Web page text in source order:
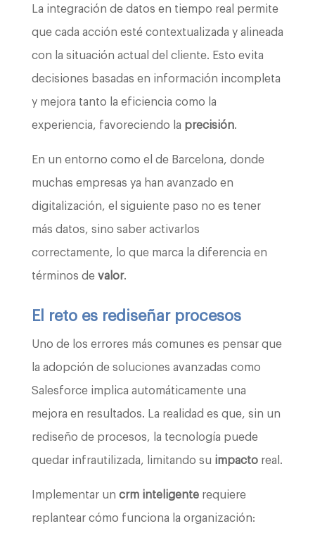
La integración de datos en tiempo real permite
que cada acción esté contextualizada y alineada
con la situación actual del cliente. Esto evita
decisiones basadas en información incompleta
y mejora tanto la eficiencia como la
experiencia, favoreciendo la precisión.
En un entorno como el de Barcelona, donde
muchas empresas ya han avanzado en
digitalización, el siguiente paso no es tener
más datos, sino saber activarlos
correctamente, lo que marca la diferencia en
términos de valor.
El reto es rediseñar procesos
Uno de los errores más comunes es pensar que
la adopción de soluciones avanzadas como
Salesforce implica automáticamente una
mejora en resultados. La realidad es que, sin un
rediseño de procesos, la tecnología puede
quedar infrautilizada, limitando su impactoreal.
Implementar un crm inteligenterequiere
replantear cómo funciona la organización: